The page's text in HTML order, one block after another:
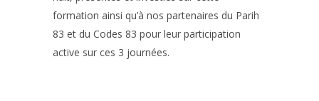
formation ainsi qu’à nos partenaires du Parih
83 et du Codes 83 pour leur participation
active sur ces 3 journées.